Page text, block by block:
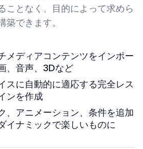
ことなく、目的によって求めら
築できます。
メディアコンテンツをインポー
、音声、3Dなど
スに自動的に適応する完全レス
ンを作成
、アニメーション、条件を追加
イナミックで楽しいものに